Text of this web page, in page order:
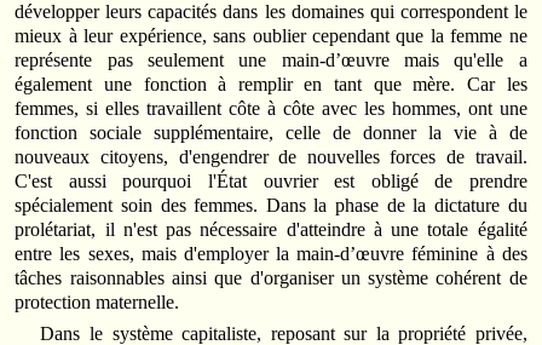
développer leurs capacités dans les domaines qui correspondent le
mieux à leur expérience, sans oublier cependant que la femme ne
représente pas seulement une main-d’œuvre mais qu'elle a
également une fonction à remplir en tant que mère. Car les
femmes, si elles travaillent côte à côte avec les hommes, ont une
fonction sociale supplémentaire, celle de donner la vie à de
nouveaux citoyens, d'engendrer de nouvelles forces de travail.
C'est aussi pourquoi l'État ouvrier est obligé de prendre
spécialement soin des femmes. Dans la phase de la dictature du
prolétariat, il n'est pas nécessaire d'atteindre à une totale égalité
entre les sexes, mais d'employer la main-d’œuvre féminine à des
tâches raisonnables ainsi que d'organiser un système cohérent de
protection maternelle.
Dans le système capitaliste, reposant sur la propriété privée,